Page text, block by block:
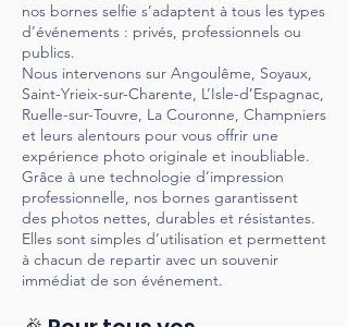
nos bornes selfie s’adaptent à tous les types
d’événements : privés, professionnels ou
publics.
Nous intervenons sur Angoulême, Soyaux,
Saint-Yrieix-sur-Charente, L’Isle-d’Espagnac,
Ruelle-sur-Touvre, La Couronne, Champniers
et leurs alentours pour vous offrir une
expérience photo originale et inoubliable.
Grâce à une technologie d’impression
professionnelle, nos bornes garantissent
des photos nettes, durables et résistantes.
Elles sont simples d’utilisation et permettent
à chacun de repartir avec un souvenir
immédiat de son événement.